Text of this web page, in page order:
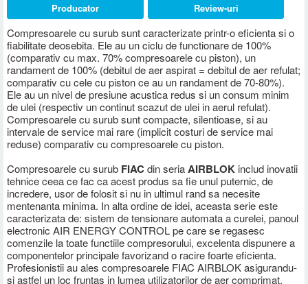
Compresoarele cu surub sunt caracterizate printr-o eficienta si o
fiabilitate deosebita. Ele au un ciclu de functionare de 100%
(comparativ cu max. 70% compresoarele cu piston), un
randament de 100% (debitul de aer aspirat = debitul de aer refulat;
comparativ cu cele cu piston ce au un randament de 70-80%).
Ele au un nivel de presiune acustica redus si un consum minim
de ulei (respectiv un continut scazut de ulei in aerul refulat).
Compresoarele cu surub sunt compacte, silentioase, si au
intervale de service mai rare (implicit costuri de service mai
reduse) comparativ cu compresoarele cu piston.
Compresoarele cu surub FIACdin seriaAIRBLOK includ inovatii
tehnice ceea ce fac ca acest produs sa fie unul puternic, de
incredere, usor de folosit si nu in ultimul rand sa necesite
mentenanta minima. In alta ordine de idei, aceasta serie este
caracterizata de: sistem de tensionare automata a curelei, panoul
electronic AIR ENERGY CONTROL pe care se regasesc
comenzile la toate functiile compresorului, excelenta dispunere a
componentelor principale favorizand o racire foarte eficienta.
Profesionistii au ales compresoarele FIAC AIRBLOK asigurandu-
si astfel un loc fruntas in lumea utilizatorilor de aer comprimat.
Producator
Review-uri